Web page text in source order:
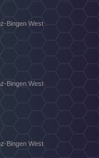
Bingen West
Bingen West
Bingen West